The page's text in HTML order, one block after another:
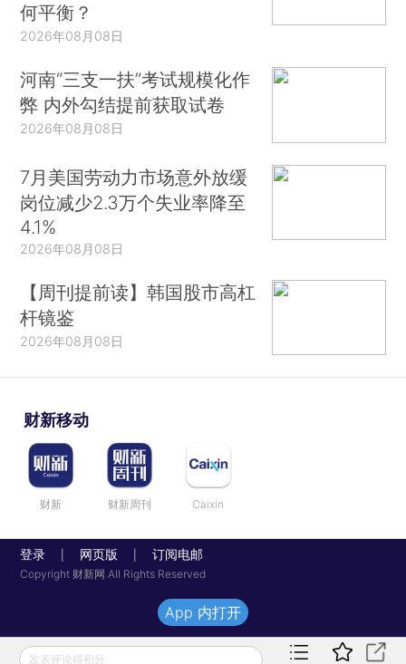
何平衡？
2026年08月08日
河南“三支一扶”考试规模化作
弊 内外勾结提前获取试卷
2026年08月08日
7月美国劳动力市场意外放缓
岗位减少2.3万个失业率降至
4.1%
2026年08月08日
【周刊提前读】韩国股市高杠
杆镜鉴
2026年08月08日
财新移动
财新 财新周刊 Caixin
登录 网页版 订阅电邮
Copyright 财新网 All Rights Reserved
发表评论得积分
App 内打开